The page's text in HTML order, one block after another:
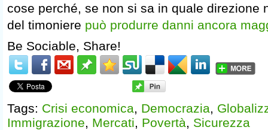
cose perché, se non si sa in quale direzione
del timoniere può produrre danni ancora
Be Sociable, Share!
Tags: Crisi economica Democrazia
Immigrazione
Mercati Povertà Sicurezza